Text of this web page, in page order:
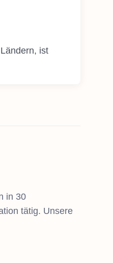
ist
in 30
tätig. Unsere